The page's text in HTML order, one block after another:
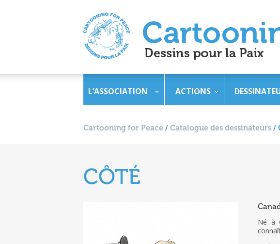
L’ASSOCIATION ACTIONS
Cartooning for Peace / Catalogue des dessinateurs /
CÔTÉ
Né à